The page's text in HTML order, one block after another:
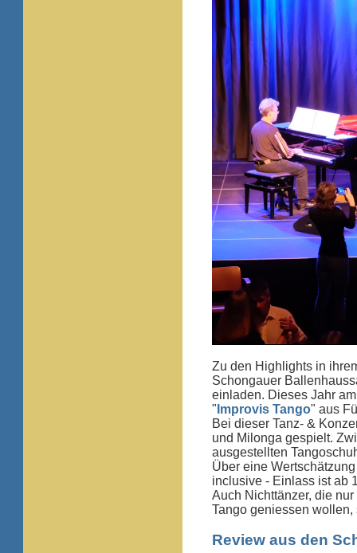
Zu den Highlights in
Schongauer
einladen. Dieses Jahr
" Improvis Tango" aus
Bei dieser Tanz- &
und Milonga gespielt.
ausgestellten
Über eine
inclusive - Einlass ist ab
Auch Nichttänzer, die
Tango geniessen
Review aus den